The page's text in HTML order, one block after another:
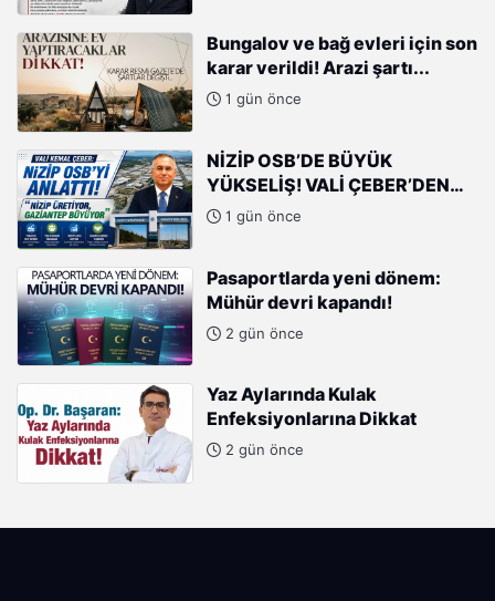
Bungalov ve bağ evleri için son
karar verildi! Arazi şartı...
1 gün önce
NİZİP OSB’DE BÜYÜK
YÜKSELİŞ! VALİ ÇEBER’DEN
SANAYİCİLERE ÖVGÜ
1 gün önce
Pasaportlarda yeni dönem:
Mühür devri kapandı!
2 gün önce
Yaz Aylarında Kulak
Enfeksiyonlarına Dikkat
2 gün önce